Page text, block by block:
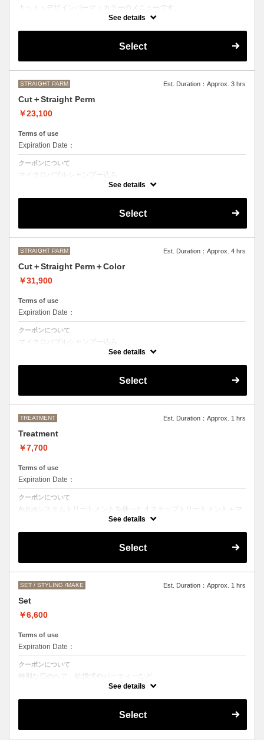
カット＋デザインパーマ＋カラーのメニューです。
デザインパーマ、スパイラルパーマ、ハードパーマ、ツイストパーマな
M ¥＋1100 L¥＋1650 LL¥＋2200
See details
Select
STRAIGHT PARM Est. Duration：Approx. 3 hrs
Cut＋Straight Perm
￥23,100
Terms of use
Expiration Date：
クーポンについて
マイクロバブルシャンプー込み
カット＋ストレートパーマ、縮毛矯正、ボリュームダウン
で、ご来店いただいた際にご相談させて頂きます。
●髪の長さにより別途ロング料金を頂戴いたします。
See details
Select
STRAIGHT PARM Est. Duration：Approx. 4 hrs
Cut＋Straight Perm＋Color
￥31,900
Terms of use
Expiration Date：
クーポンについて
マイクロバブルシャンプー込み
カット＋ストレートパーマ、縮毛矯正、ボリュームダウン＋デザインな
で、ご来店いただいた際にご相談させて頂きます。
●カラーリング、ストレートパーマは髪の長さにより別途ロング料金を
頂戴いたします。
See details
Select
TREATMENT Est. Duration：Approx. 1 hrs
Treatment
￥7,700
Terms of use
Expiration Date：
クーポンについて
Aujuaシステムトリートメントを使った４ステップトリートメント＋マ
See details
Select
SET / STYLING /MAKE Est. Duration：Approx. 1 hrs
Set
￥6,600
Terms of use
Expiration Date：
クーポンについて
特別な日のヘア、結婚式やパーティーなど
ヘアアレンジをご希望の方はこちらをお選びください。
い。
（早朝料金として、一時間ごとに＋2000円になります。）
See details
Select